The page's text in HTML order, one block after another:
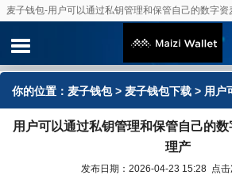
麦子钱包-用户可以通过私钥管理和保管自己的数字
你的位置： 麦子钱包> 麦子钱包下载 > 用户
管自己的数字资麦子钱包代币管理产
用户可以通过私钥管理和保管自己的
理产
发布日期：2026-04-23 15:28 点击